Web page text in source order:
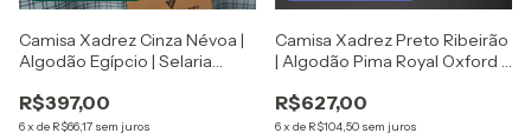
Camisa Xadrez Cinza Névoa |
Algodão Egípcio | Selaria
R$397,00
6x de R$66,17 sem juros
Camisa Xadrez Preto Ribeirão
| Algodão Pima Royal Oxford |
R$627,00
6x de R$104,50 sem juros